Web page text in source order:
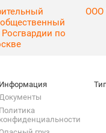
по
ООО
Информация
Политика
конфиденциальности